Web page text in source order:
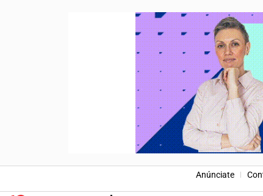
Anúnciate